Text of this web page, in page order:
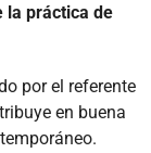
la práctica de
por el referente
en buena